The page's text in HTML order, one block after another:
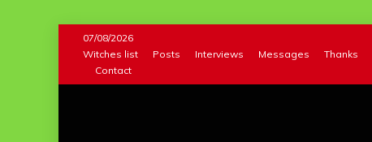
content
07/08/2026
Witches list
Posts Interviews Messages Thanks
Contact